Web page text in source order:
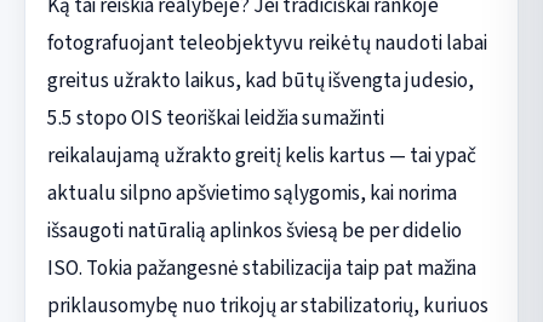
fotografuojant teleobjektyvu reikėtų naudoti labai
greitus užrakto laikus, kad būtų išvengta judesio,
5.5 stopo OIS teoriškai leidžia sumažinti
reikalaujamą užrakto greitį kelis kartus — tai ypač
aktualu silpno apšvietimo sąlygomis, kai norima
išsaugoti natūralią aplinkos šviesą be per didelio
ISO. Tokia pažangesnė stabilizacija taip pat mažina
priklausomybę nuo trikojų ar stabilizatorių, kuriuos